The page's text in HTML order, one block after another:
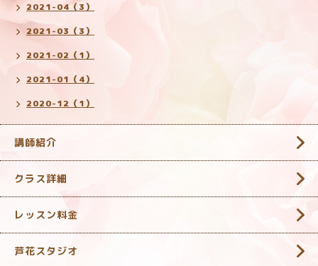
2021-04（3）
2021-03（3）
2021-02（1）
2021-01（4）
2020-12（1）
講師紹介
クラス詳細
レッスン料金
芦花スタジオ